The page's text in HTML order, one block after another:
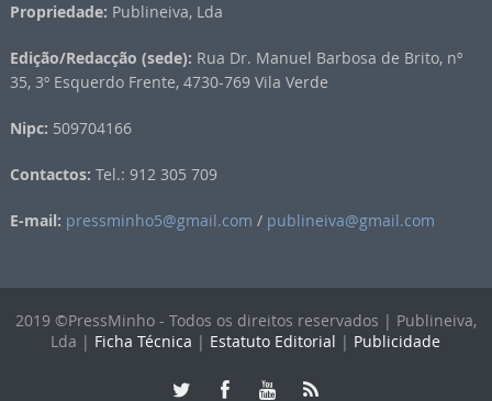
Propriedade: Publineiva, Lda
Edição/Redacção (sede): Rua Dr. Manuel Barbosa de Brito, nº
35, 3º Esquerdo Frente, 4730-769 Vila Verde
Nipc: 509704166
Contactos: Tel.: 912 305 709
E-mail: pressminho5@gmail.com / publineiva@gmail.com
2019 ©PressMinho - Todos os direitos reservados | Publineiva,
Lda | Ficha Técnica | Estatuto Editorial | Publicidade